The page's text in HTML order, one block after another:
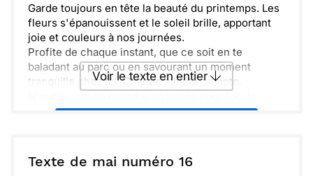
Garde toujours en tête la beauté du printemps. Les
fleurs s'épanouissent et le soleil brille, apportant
joie et couleurs à nos journées.
Profite de chaque instant, que ce soit en te
baladant au parc ou en savourant un moment
tranquille chez toi. Chaque minute compte.
t’asseoir et d'écouter les doux sons de la nature.
de joie. Que chaque jour soit rempli de sourires et
de moments inoubliables.
Voir le texte en entier
ou : Copier Recevoir par mail
Texte de mai numéro 16